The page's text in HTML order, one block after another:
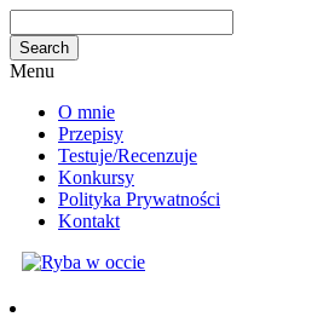
Menu
O mnie
Przepisy
Testuje/Recenzuje
Konkursy
Polityka Prywatności
Kontakt